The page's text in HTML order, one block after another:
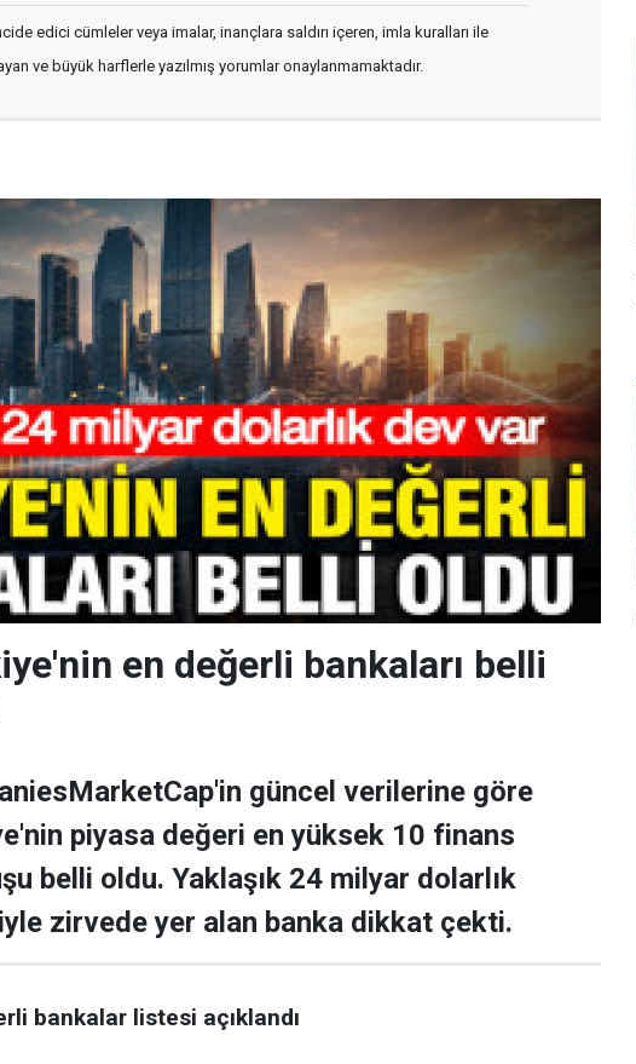
edici cümleler veya imalar, inançlara saldırı içeren, imla kuralları ile
ve büyük harflerle yazılmış yorumlar onaylanmamaktadır.
en değerli bankaları belli
güncel verilerine göre
piyasa değeri en yüksek 10 finans
belli oldu. Yaklaşık 24 milyar dolarlık
zirvede yer alan banka dikkat çekti.
bankalar listesi açıklandı